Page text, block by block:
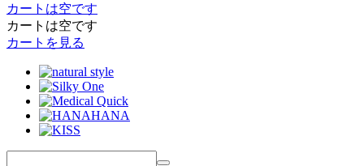
カートは空です
カートは空です
カートを見る